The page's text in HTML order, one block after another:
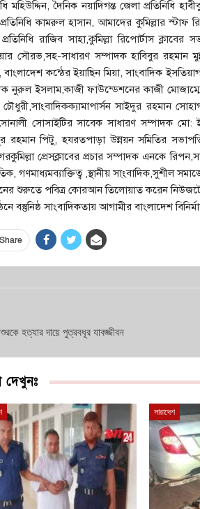
মহিউদ্দিন, দৈনিক নয়াদিগন্ত জেলা প্রতিনিধি
কামরুল হাসান, আমাদের কুমিল্লার স্টাফ
রাজিব সাহা,কুমিল্লা রিপোর্টাস
সৌরভ,সহ-সাধারণ সম্পাদক হাবিবুর রহমান
কন্ঠের ইয়াছিন মিয়া, সাংবাদিক
নুরুল ইসলাম,কাজী ফাউন্ডেশনের কাজী
সাইদুর রহমান
সোসাইটির সাবেক সাধারণ সম্পাদক মো:
রহমান পিটু, হযরতপাড়া উন্নয়ন সমিতির
প্রেসক্লাবের প্রচার সম্পাদক এনকে
গণমাধ্যমব্যাক্তিত্ব ,স্থানীয় সা্ংবাদিক,সুশীল
শুরুতে পবিত্র কোরআন তিলোয়াত করেন
বস্তুনিষ্ঠ সাংবাদিকতায় আগামীর বাংলাদেশ
Share
হত্যার দায়ে পুত্রবধূর যাবজ্জীবন
সারাদেশ